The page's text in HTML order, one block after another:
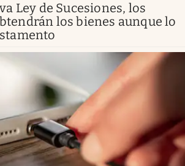
Ley de Sucesiones, los
los bienes aunque lo